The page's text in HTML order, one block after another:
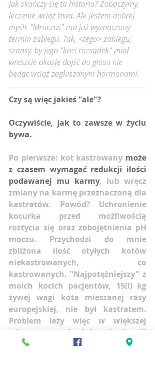
Jak skończy się ta historia? Zobaczymy,
leczenie wciąż trwa. Ale jestem dobrej
myśli. "Mruczuś" ma już wyznaczony
termin zabiegu. Tak, <tego> zabiegu;
szansy, by jego "koci rozsądek" miał
wreszcie okazję dojść do głosu nie
będąc wciąż zagłuszanym hormonami.
Czy są więc jakieś "ale"?
Oczywiście, jak to zawsze w życiu
bywa.
Po pierwsze: kot kastrowany może
z czasem wymagać redukcji ilości
podawanej mu karmy, lub wręcz
zmiany na karmę przeznaczoną dla
kastratów. Powód? Uchronienie
kocurka przed możliwością
roztycia się oraz zobojętnienia pH
moczu. Przychodzi do mnie
zbliżona ilość otyłych kotów
niekastrowanych, co
kastrowanych. "Najpotężniejszy" z
moich kocich pacjentów, 15(!) kg
żywej wagi kota mieszanej rasy
europejskiej, nie był kastratem.
Problem leży więc w większej
mierze w nawykach karmienia, niż
w kastracji jako takiej. Niemniej,